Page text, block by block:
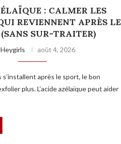
: CALMER LES
REVIENNENT APRÈS LE
SUR-TRAITER)
Heygirls août 4, 2026
après le sport, le bon
plus. L’acide azélaïque peut aider